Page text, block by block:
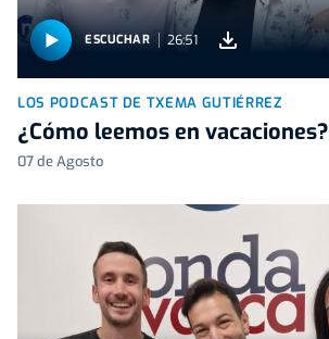
ESCUCHAR 26:51
LOS PODCAST DE TXEMA GUTIÉRREZ
¿Cómo leemos en vacaciones?
07 de Agosto